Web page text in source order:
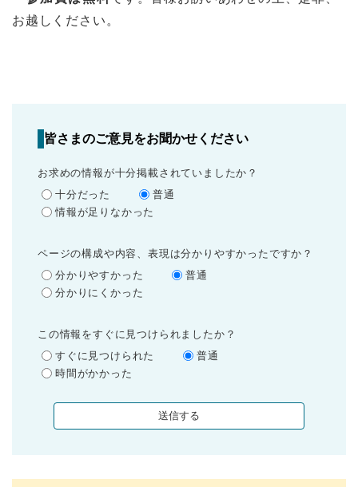
お越しください。
皆さまのご意見をお聞かせください
お求めの情報が十分掲載されていましたか？
十分だった
普通
情報が足りなかった
ページの構成や内容、表現は分かりやすかったですか？
分かりやすかった
普通
分かりにくかった
この情報をすぐに見つけられましたか？
すぐに見つけられた
普通
時間がかかった